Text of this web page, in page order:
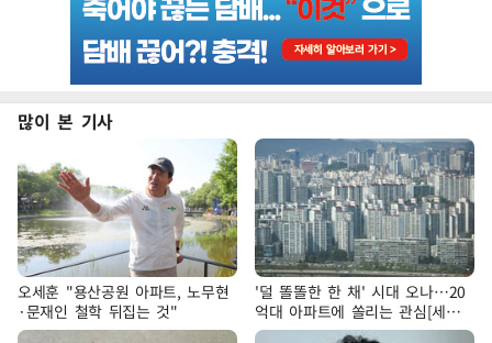
많이 본 기사
오세훈 "용산공원 아파트, 노무현
·문재인 철학 뒤집는 것"
'덜 똘똘한 한 채' 시대 오나…20
억대 아파트에 쏠리는 관심[세제
개편, 그 이후②]